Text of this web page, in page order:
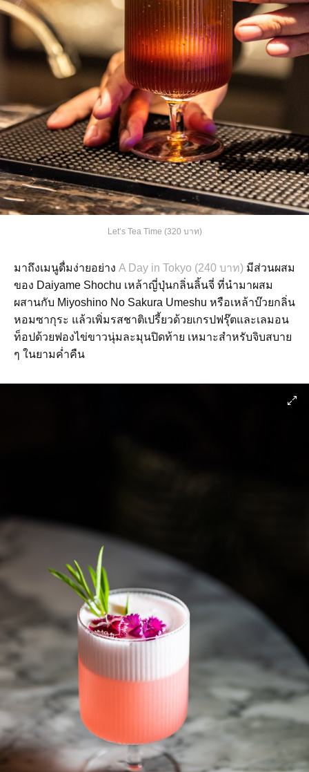
Let’s Tea Time (320 บาท)
มาถึงเมนูดื่มง่ายอย่าง A Day in Tokyo (240 บาท) มีส่วนผสม
ของ Daiyame Shochu เหล้าญี่ปุ่นกลิ่นลิ้นจี่ ที่นำมาผสม
ผสานกับ Miyoshino No Sakura Umeshu หรือเหล้าบ๊วยกลิ่น
หอมซากุระ แล้วเพิ่มรสชาติเปรี้ยวด้วยเกรปฟรุ๊ตและเลมอน
ท็อปด้วยฟองไข่ขาวนุ่มละมุนปิดท้าย เหมาะสำหรับจิบสบาย
ๆ ในยามค่ำคืน